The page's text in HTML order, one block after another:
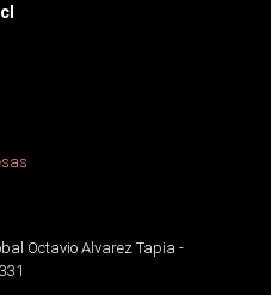
Octavio Alvarez Tapia -